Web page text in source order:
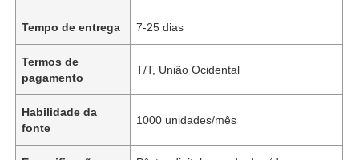
Tempo de entrega 7-25 dias
Termos de
pagamento
T/T, União Ocidental
Habilidade da
fonte
1000 unidades/mês